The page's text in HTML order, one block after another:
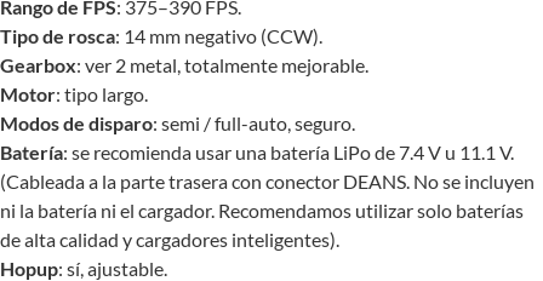
Rango de FPS: 375–390 FPS.
Tipo de rosca: 14 mm negativo (CCW).
Gearbox: ver 2 metal, totalmente mejorable.
Motor: tipo largo.
Modos de disparo: semi / full-auto, seguro.
Batería: se recomienda usar una batería LiPo de 7.4 V u 11.1 V.
(Cableada a la parte trasera con conector DEANS. No se incluyen
ni la batería ni el cargador. Recomendamos utilizar solo baterías
de alta calidad y cargadores inteligentes).
Hopup: sí, ajustable.